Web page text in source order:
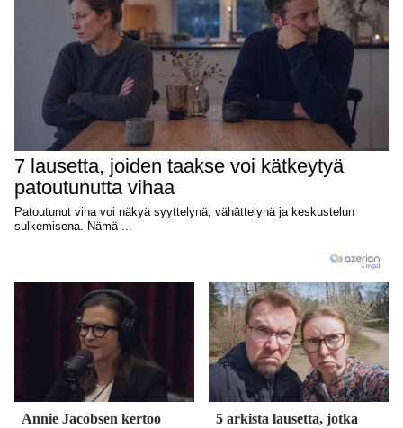
Annie Jacobsen kertoo
5 arkista lausetta, jotka